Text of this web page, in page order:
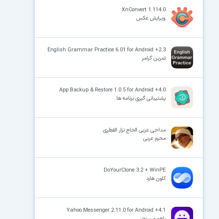
XnConvert 1.114.0
ویرایش عکس
English Grammar Practice 6.01 for Android +2.3
تمرین گرامر
App Backup & Restore 1.0.5 for Android +4.0
پشتیبانی گیری برنامه ها
مداحی عربی الحاج نزار القطری
محرم عربی
DoYourClone 3.2 + WinPE
کلون هارد
Yahoo Messenger 2.11.0 for Android +4.1